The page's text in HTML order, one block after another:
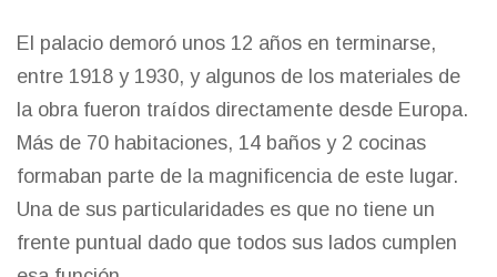
El palacio demoró unos 12 años en terminarse,
entre 1918 y 1930, y algunos de los materiales de
la obra fueron traídos directamente desde Europa.
Más de 70 habitaciones, 14 baños y 2 cocinas
formaban parte de la magnificencia de este lugar.
Una de sus particularidades es que no tiene un
frente puntual dado que todos sus lados cumplen